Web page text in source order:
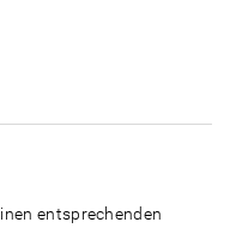
entsprechenden